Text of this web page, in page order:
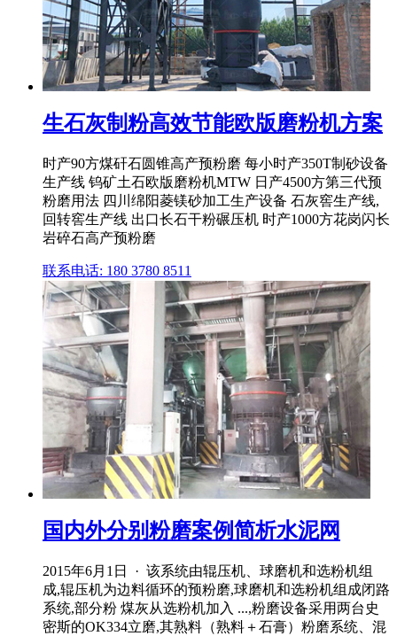
生石灰制粉高效节能欧版磨粉机方案
时产90方煤矸石圆锥高产预粉磨 每小时产350T制砂设备
生产线 钨矿土石欧版磨粉机MTW 日产4500方第三代预
粉磨用法 四川绵阳菱镁砂加工生产设备 石灰窖生产线,
回转窖生产线 出口长石干粉碾压机 时产1000方花岗闪长
岩碎石高产预粉磨
联系电话: 180 3780 8511
国内外分别粉磨案例简析水泥网
2015年6月1日 · 该系统由辊压机、球磨机和选粉机组
成,辊压机为边料循环的预粉磨,球磨机和选粉机组成闭路
系统,部分粉 煤灰从选粉机加入 ...,粉磨设备采用两台史
密斯的OK334立磨,其熟料（熟料＋石膏）粉磨系统、混